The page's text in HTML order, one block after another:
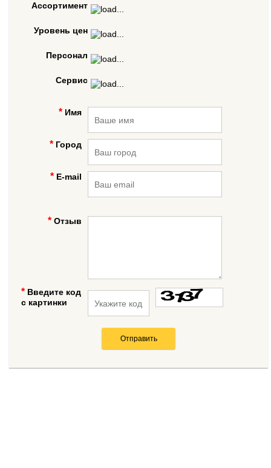
Ассортимент
Уровень цен
Персонал
Сервис
Имя
Город
E-mail
Отзыв
Введите код
с картинки